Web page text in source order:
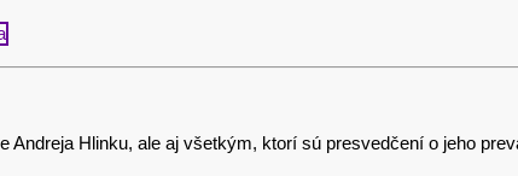
Hlinku, ale aj všetkým, ktorí sú presvedčení o jeho